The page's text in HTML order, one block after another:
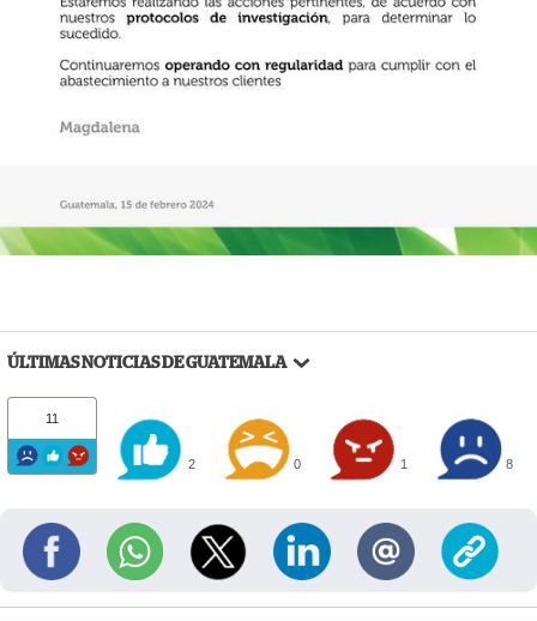
ÚLTIMAS NOTICIAS DE GUATEMALA
11
2 0 1 8